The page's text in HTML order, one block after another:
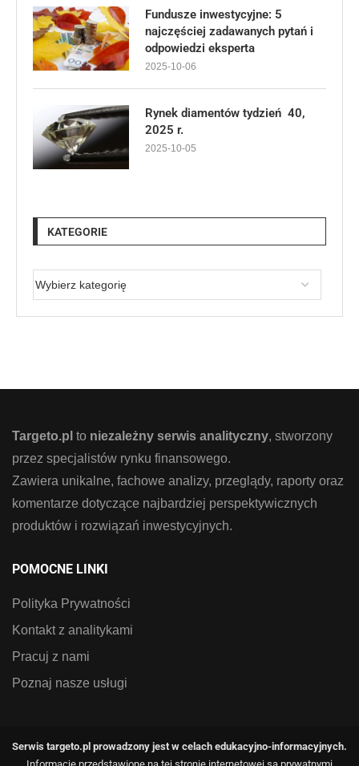
Fundusze inwestycyjne: 5
najczęściej zadawanych pytań i
odpowiedzi eksperta
2025-10-06
Rynek diamentów tydzień 40,
2025 r.
2025-10-05
KATEGORIE
Targeto.pl to niezależny serwis analityczny, stworzony
przez specjalistów rynku finansowego.
Zawiera unikalne, fachowe analizy, przeglądy, raporty oraz
komentarze dotyczące najbardziej perspektywicznych
produktów i rozwiązań inwestycyjnych.
POMOCNE LINKI
Polityka Prywatności
Kontakt z analitykami
Pracuj z nami
Poznaj nasze usługi
Serwis targeto.pl prowadzony jest w celach edukacyjno-informacyjnych.